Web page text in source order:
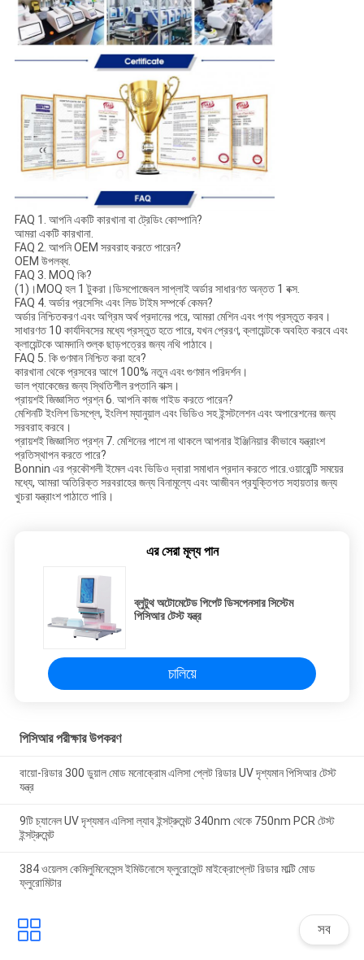
FAQ 1. আপনি একটি কারখানা বা ট্রেডিং কোম্পানি?
আমরা একটি কারখানা.
FAQ 2. আপনি OEM সরবরাহ করতে পারেন?
OEM উপলব্ধ.
FAQ 3. MOQ কি?
(1)।MOQ হল 1 টুকরা।ডিসপোজেবল সাপ্লাই অর্ডার সাধারণত অন্তত 1 বক্স.
FAQ 4. অর্ডার প্রসেসিং এবং লিড টাইম সম্পর্কে কেমন?
অর্ডার নিশ্চিতকরণ এবং অগ্রিম অর্থ প্রদানের পরে, আমরা মেশিন এবং পণ্য প্রস্তুত করব।
সাধারণত 10 কার্যদিবসের মধ্যে প্রস্তুত হতে পারে, যখন প্রেরণ, ক্লায়েন্টকে অবহিত করবে এবং
ক্লায়েন্টকে আমদানি শুল্ক ছাড়পত্রের জন্য নথি পাঠাবে।
FAQ 5. কি গুণমান নিশ্চিত করা হবে?
কারখানা থেকে প্রসবের আগে 100% নতুন এবং গুণমান পরিদর্শন।
ভাল প্যাকেজের জন্য স্থিতিশীল রপ্তানি বাক্স।
প্রায়শই জিজ্ঞাসিত প্রশ্ন 6. আপনি কাজ গাইড করতে পারেন?
মেশিনটি ইংলিশ ডিসপ্লে, ইংলিশ ম্যানুয়াল এবং ভিডিও সহ ইন্সটলেশন এবং অপারেশনের জন্য
সরবরাহ করবে।
প্রায়শই জিজ্ঞাসিত প্রশ্ন 7. মেশিনের পাশে না থাকলে আপনার ইঞ্জিনিয়ার কীভাবে যন্ত্রাংশ
প্রতিস্থাপন করতে পারে?
Bonnin এর প্রকৌশলী ইমেল এবং ভিডিও দ্বারা সমাধান প্রদান করতে পারে.ওয়ারেন্টি সময়ের
মধ্যে, আমরা অতিরিক্ত সরবরাহের জন্য বিনামূল্যে এবং আজীবন প্রযুক্তিগত সহায়তার জন্য
খুচরা যন্ত্রাংশ পাঠাতে পারি।
এর সেরা মূল্য পান
ব্লুটুথ অটোমেটেড পিপেট ডিসপেনসার সিস্টেম
পিসিআর টেস্ট যন্ত্র
চালিয়ে
পিসিআর পরীক্ষার উপকরণ
বায়ো-রিডার 300 ডুয়াল মোড মনোক্রোম এলিসা প্লেট রিডার UV দৃশ্যমান পিসিআর টেস্ট
যন্ত্র
9টি চ্যানেল UV দৃশ্যমান এলিসা ল্যাব ইন্সট্রুমেন্ট 340nm থেকে 750nm PCR টেস্ট
ইন্সট্রুমেন্ট
384 ওয়েলস কেমিলুমিনেসেন্স ইমিউনোসে ফ্লুরোসেন্ট মাইক্রোপ্লেট রিডার মাল্টি মোড
ফ্লুরোমিটার
সব